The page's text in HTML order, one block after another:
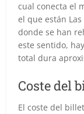
cual conecta el
el que están
donde se han
este sentido,
total dura
Coste del
El coste del